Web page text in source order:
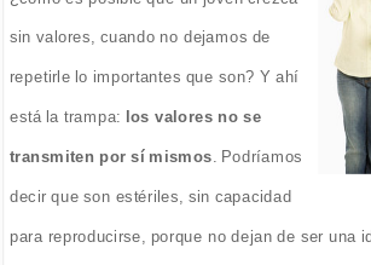
sin valores, cuando no dejamos de
repetirle lo importantes que son? Y ahí
está la trampa: los valores no se
transmiten por sí mismos . Podríamos
decir que son estériles, sin capacidad
para reproducirse, porque no dejan de ser una